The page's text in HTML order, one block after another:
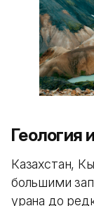
Геология
Казахстан,
большими
урана до